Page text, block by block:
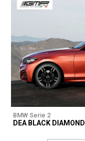
BMW Serie 2
DEA BLACK DIAMOND